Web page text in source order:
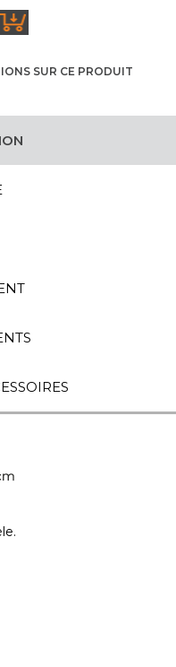
SUR CE PRODUIT